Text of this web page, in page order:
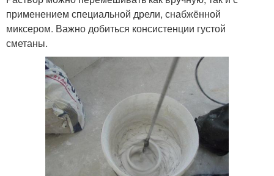
применением специальной дрели, снабжённой
миксером. Важно добиться консистенции густой
сметаны.